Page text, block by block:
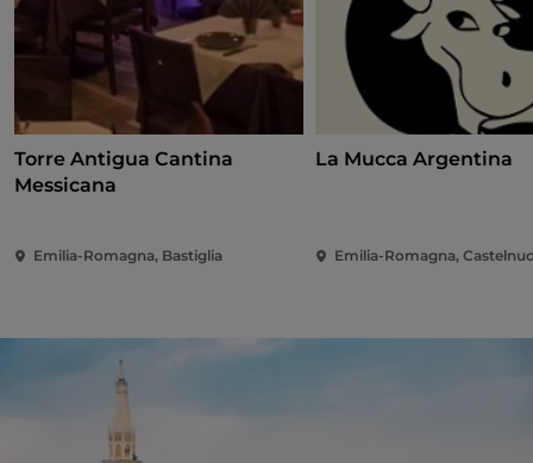
Torre Antigua Cantina
Messicana
Emilia-Romagna, Bastiglia
La Mucca Argentina